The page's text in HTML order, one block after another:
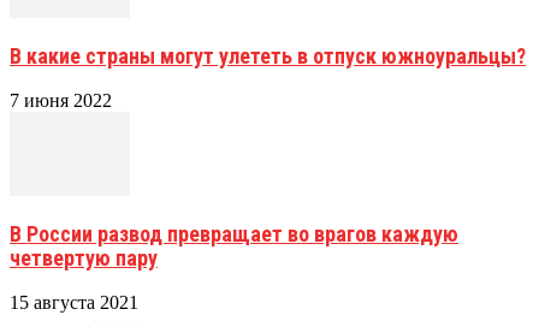
В какие страны могут улететь в отпуск южноуральцы?
7 июня 2022
В России развод превращает во врагов каждую
четвертую пару
15 августа 2021